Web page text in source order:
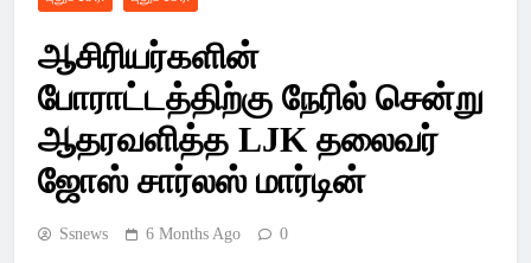
News, India News,
World News –
SSsnews
ஆசிரியர்களின்
போராட்டத்திற்கு நேரில் சென்று
ஆதரவளித்த LJK தலைவர்
ஜோஸ் சார்லஸ் மார்டின்
Ssnews 6 Months Ago 0